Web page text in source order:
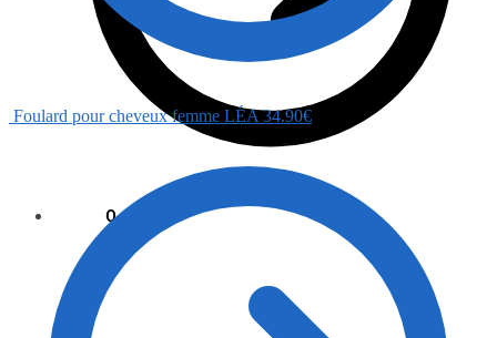
0
Foulard pour cheveux femme LÉA 34.90€